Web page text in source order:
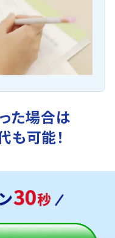
た場合は
も可能！